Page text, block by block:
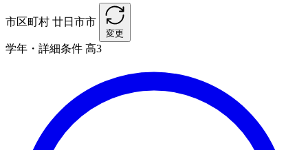
市区町村 廿日市市
変更
学年・詳細条件 高3